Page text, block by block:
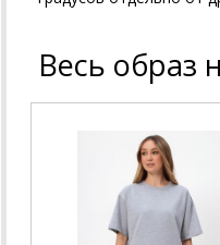
Весь образ